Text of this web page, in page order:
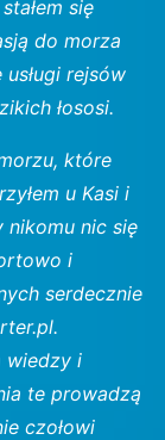
się
do morza
usługi rejsów
łososi.
które
u Kasi i
nikomu nic się
i
serdecznie
wiedzy i
te prowadzą
czołowi